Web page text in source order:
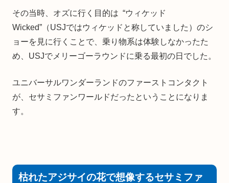
その当時、オズに行く目的は “ウィケッド
Wicked”（USJではウィケッドと称していました）のシ
ョーを見に行くことで、乗り物系は体験しなかったた
め、USJでメリーゴーラウンドに乗る最初の日でした。
ユニバーサルワンダーランドのファーストコンタクト
が、セサミファンワールドだったということになりま
す。
枯れたアジサイの花で想像するセサミファ